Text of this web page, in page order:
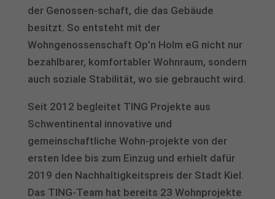
der Genossen-schaft, die das Gebäude
besitzt. So entsteht mit der
Wohngenossenschaft Op’n Holm eG nicht nur
bezahlbarer, komfortabler Wohnraum, sondern
auch soziale Stabilität, wo sie gebraucht wird.
Seit 2012 begleitet TING Projekte aus
Schwentinental innovative und
gemeinschaftliche Wohn-projekte von der
ersten Idee bis zum Einzug und erhielt dafür
2019 den Nachhaltigkeitspreis der Stadt Kiel.
Das TING-Team hat bereits 23 Wohnprojekte